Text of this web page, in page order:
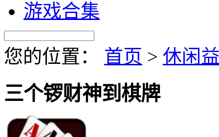
游戏合集
您的位置： 首页 > 休闲
三个锣财神到棋牌